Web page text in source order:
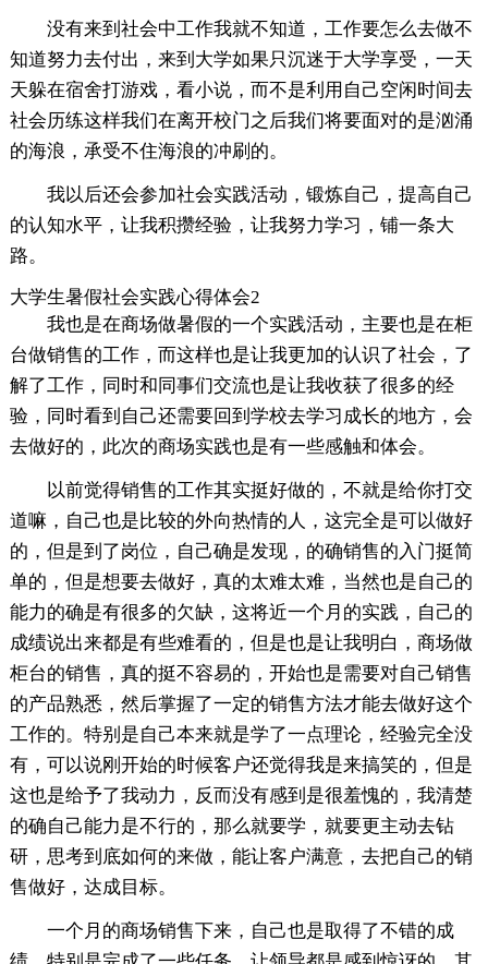
没有来到社会中工作我就不知道，工作要怎么去做不
知道努力去付出，来到大学如果只沉迷于大学享受，一天
天躲在宿舍打游戏，看小说，而不是利用自己空闲时间去
社会历练这样我们在离开校门之后我们将要面对的是汹涌
的海浪，承受不住海浪的冲刷的。
我以后还会参加社会实践活动，锻炼自己，提高自己
的认知水平，让我积攒经验，让我努力学习，铺一条大
路。
大学生暑假社会实践心得体会2
我也是在商场做暑假的一个实践活动，主要也是在柜
台做销售的工作，而这样也是让我更加的认识了社会，了
解了工作，同时和同事们交流也是让我收获了很多的经
验，同时看到自己还需要回到学校去学习成长的地方，会
去做好的，此次的商场实践也是有一些感触和体会。
以前觉得销售的工作其实挺好做的，不就是给你打交
道嘛，自己也是比较的外向热情的人，这完全是可以做好
的，但是到了岗位，自己确是发现，的确销售的入门挺简
单的，但是想要去做好，真的太难太难，当然也是自己的
能力的确是有很多的欠缺，这将近一个月的实践，自己的
成绩说出来都是有些难看的，但是也是让我明白，商场做
柜台的销售，真的挺不容易的，开始也是需要对自己销售
的产品熟悉，然后掌握了一定的销售方法才能去做好这个
工作的。特别是自己本来就是学了一点理论，经验完全没
有，可以说刚开始的时候客户还觉得我是来搞笑的，但是
这也是给予了我动力，反而没有感到是很羞愧的，我清楚
的确自己能力是不行的，那么就要学，就要更主动去钻
研，思考到底如何的来做，能让客户满意，去把自己的销
售做好，达成目标。
一个月的商场销售下来，自己也是取得了不错的成